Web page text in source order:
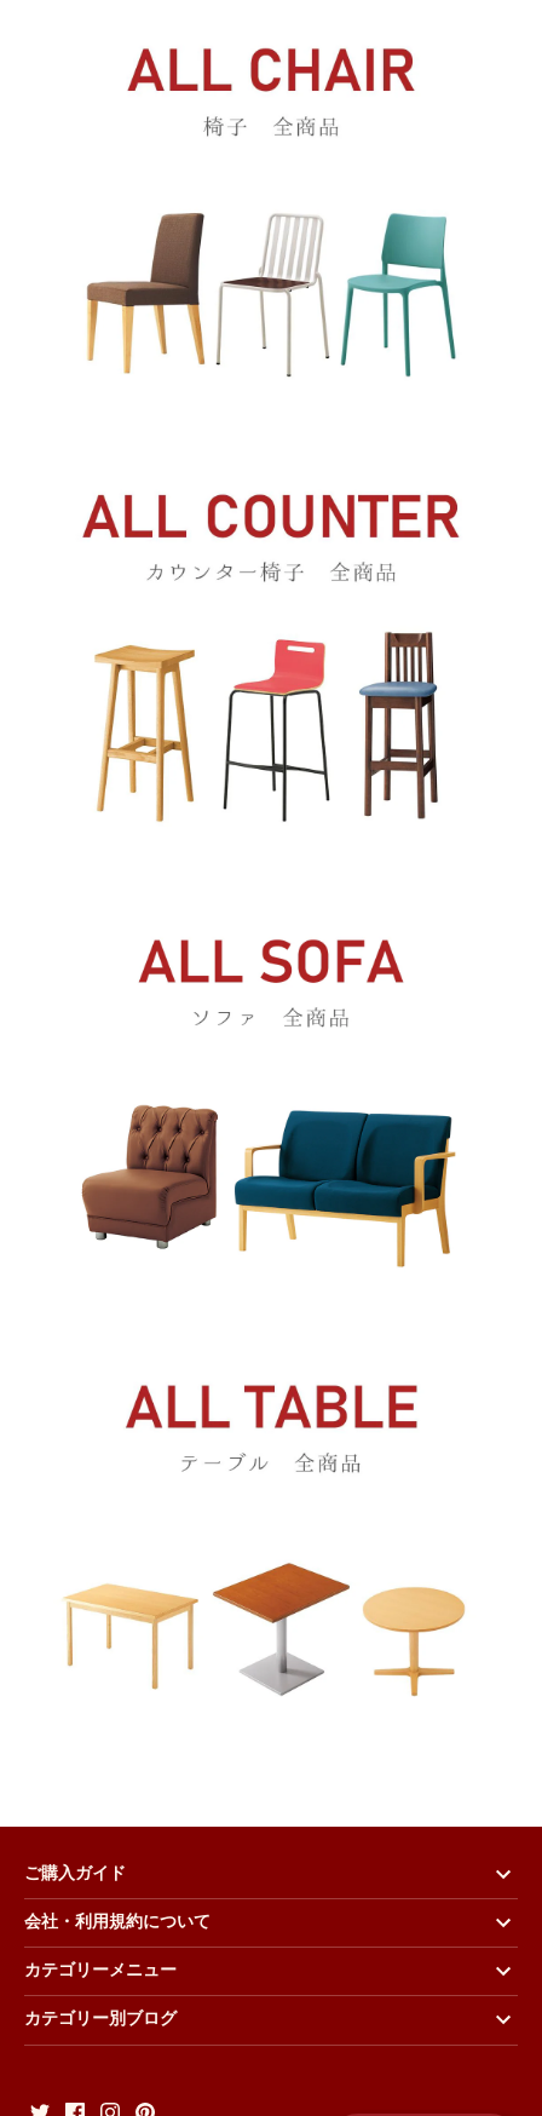
ご購入ガイド
会社・利用規約について
カテゴリーメニュー
カテゴリー別ブログ